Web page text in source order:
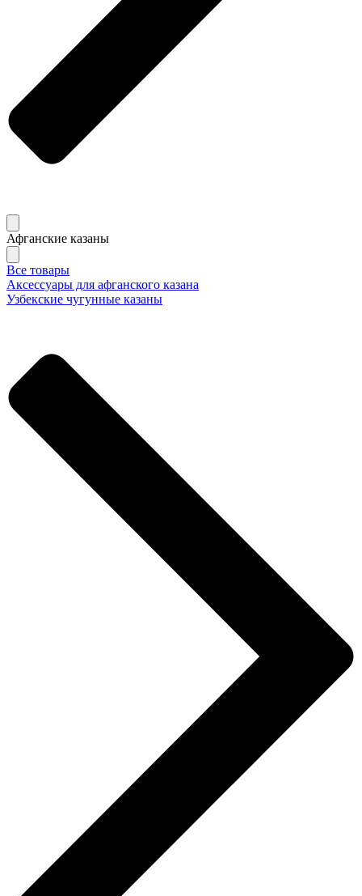
Афганские казаны
Все товары
Аксессуары для афганского казана
Узбекские чугунные казаны